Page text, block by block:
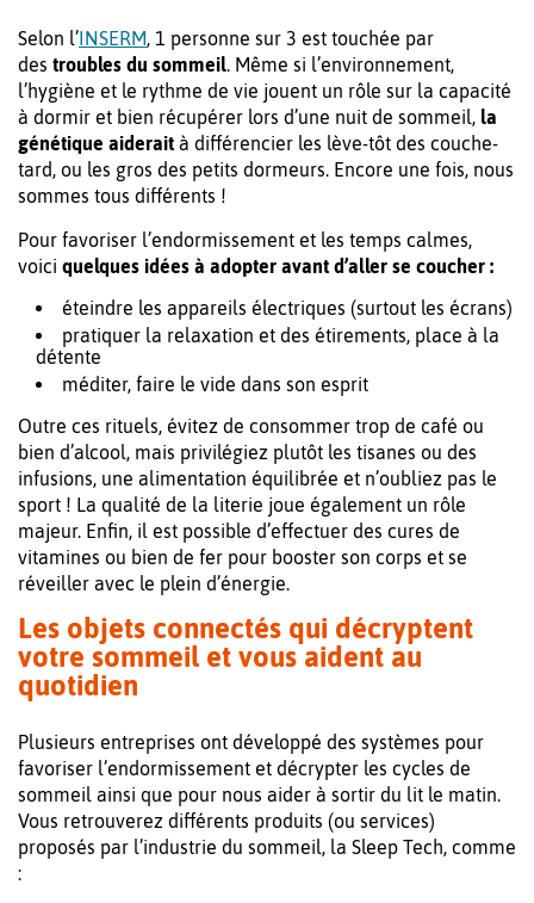
Selon l’ INSERM, 1 personne sur 3 est touchée par
des troubles du sommeil. Même si l’environnement,
l’hygiène et le rythme de vie jouent un rôle sur la capacité
à dormir et bien récupérer lors d’une nuit de sommeil, la
génétique aiderait à différencier les lève-tôt des couche-
tard, ou les gros des petits dormeurs. Encore une fois, nous
sommes tous différents !
Pour favoriser l’endormissement et les temps calmes,
voici quelques idées à adopter avant d’aller se coucher :
éteindre les appareils électriques (surtout les écrans)
pratiquer la relaxation et des étirements, place à la
détente
méditer, faire le vide dans son esprit
Outre ces rituels, évitez de consommer trop de café ou
bien d’alcool, mais privilégiez plutôt les tisanes ou des
infusions, une alimentation équilibrée et n’oubliez pas le
sport ! La qualité de la literie joue également un rôle
majeur. Enfin, il est possible d’effectuer des cures de
vitamines ou bien de fer pour booster son corps et se
réveiller avec le plein d’énergie.
Les objets connectés qui décryptent
votre sommeil et vous aident au
quotidien
Plusieurs entreprises ont développé des systèmes pour
favoriser l’endormissement et décrypter les cycles de
sommeil ainsi que pour nous aider à sortir du lit le matin.
Vous retrouverez différents produits (ou services)
proposés par l’industrie du sommeil, la Sleep Tech, comme
: